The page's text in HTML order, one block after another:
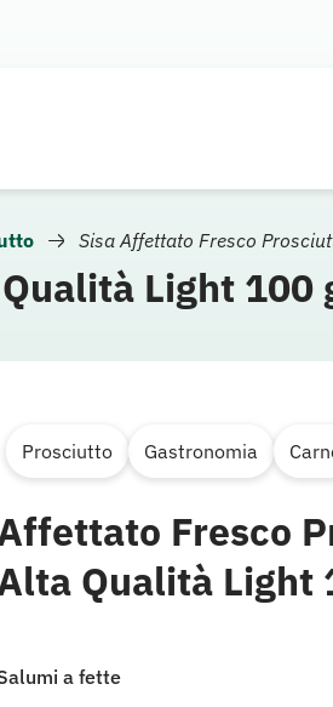
Sisa Affettato Fresco
Light 100
Prosciutto Gastronomia
Fresco
Qualità Light
a fette